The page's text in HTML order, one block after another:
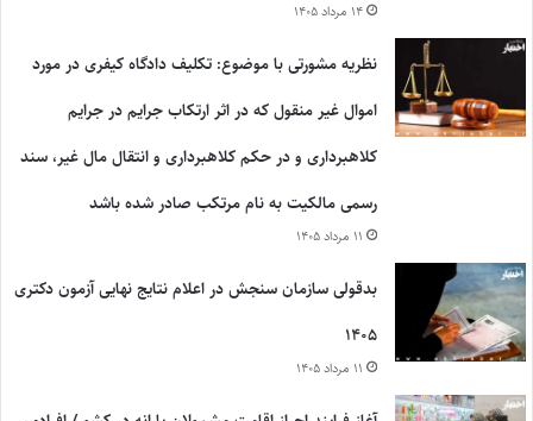
۱۴ مرداد ۱۴۰۵
نظریه مشورتی با موضوع: تکلیف دادگاه کیفری در مورد
اموال غیر منقول که در اثر ارتکاب جرایم در جرایم
کلاهبرداری و در حکم کلاهبرداری و انتقال مال غیر، سند
رسمی مالکیت به نام مرتکب صادر شده باشد
۱۱ مرداد ۱۴۰۵
بدقولی سازمان سنجش در اعلام نتایج نهایی آزمون دکتری
۱۴۰۵
۱۱ مرداد ۱۴۰۵